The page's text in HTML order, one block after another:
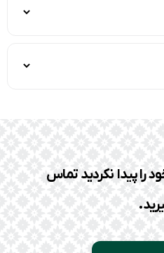
را پیدا نکردید تماس